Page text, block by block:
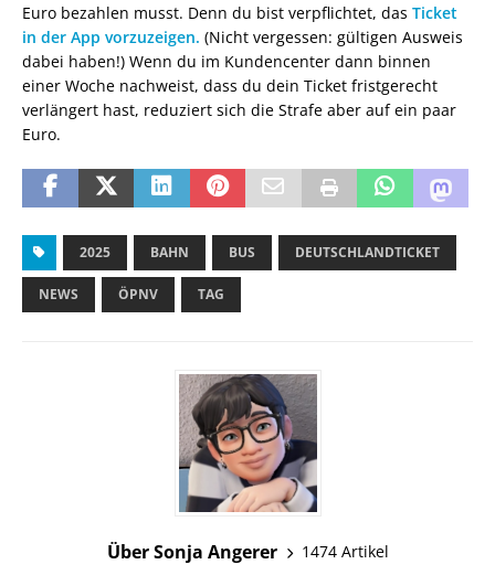
Euro bezahlen musst. Denn du bist verpflichtet, das Ticket
in der App vorzuzeigen. (Nicht vergessen: gültigen Ausweis
dabei haben!) Wenn du im Kundencenter dann binnen
einer Woche nachweist, dass du dein Ticket fristgerecht
verlängert hast, reduziert sich die Strafe aber auf ein paar
Euro.
2025 BAHN BUS DEUTSCHLANDTICKET
NEWS ÖPNV TAG
Über Sonja Angerer
1474 Artikel